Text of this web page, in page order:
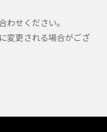
わせください。
変更される場合がござ